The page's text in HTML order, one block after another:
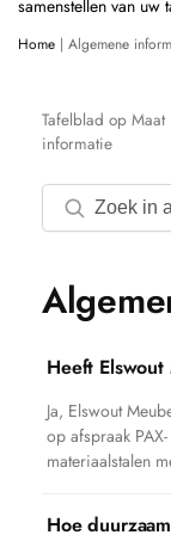
samenstellen van uw
Home | Algemene
Tafelblad op Maat
informatie
Heeft
Ja, Elswout
op afspraak
materiaalstalen
Hoe